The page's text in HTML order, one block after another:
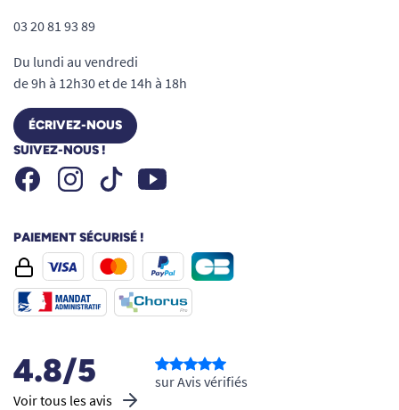
03 20 81 93 89
Du lundi au vendredi
de 9h à 12h30 et de 14h à 18h
ÉCRIVEZ-NOUS
SUIVEZ-NOUS !
FacebookInstagramTiktok Youtube
PAIEMENT SÉCURISÉ !
4.8/5
Voir tous les avis
sur Avis vérifiés